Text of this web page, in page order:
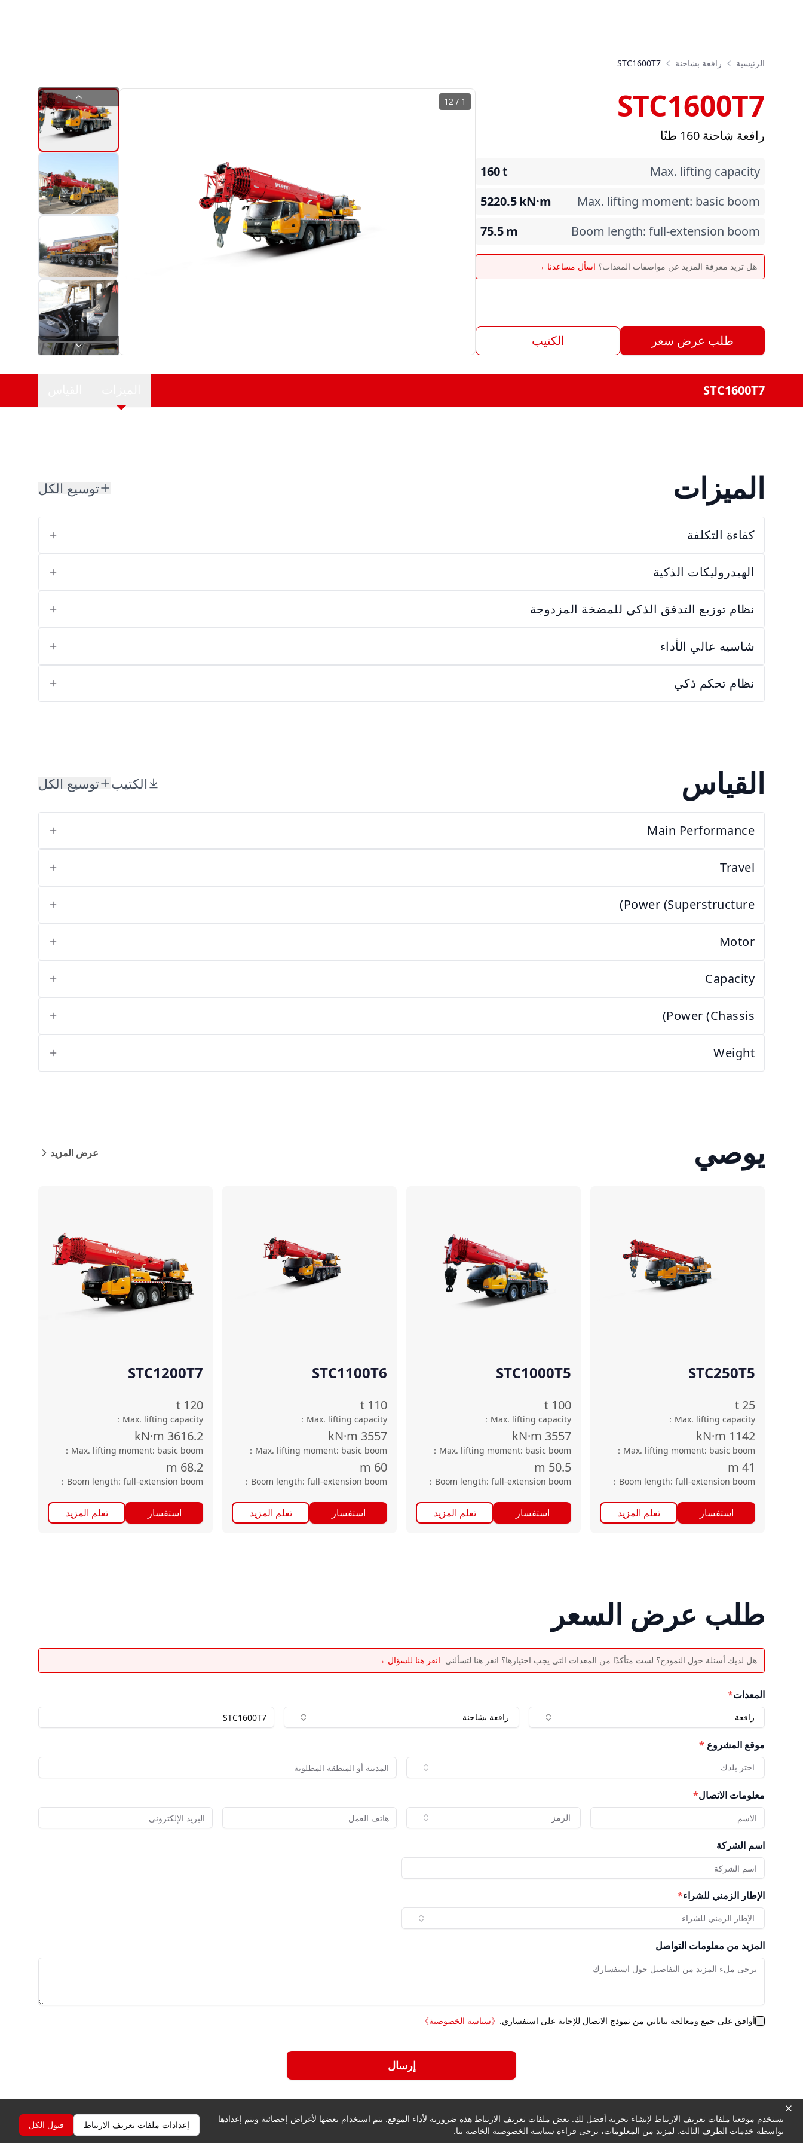
الرئيسية رافعة بشاحنة STC1600T7
STC1600T7
رافعة شاحنة 160 طنًا
Max. lifting capacity
160t
Max. lifting moment: basic boom
5220.5kN·m
Boom length: full-extension boom
75.5m
هل تريد معرفة المزيد عن مواصفات المعدات؟ اسأل مساعدنا →
طلب عرض سعر الكتيب
1
/
12
STC1600T7
الميزات توسيع الكل
كفاءة التكلفة
الهيدروليكات الذكية
نظام توزيع التدفق الذكي للمضخة المزدوجة
شاسيه عالي الأداء
نظام تحكم ذكي
القياس الكتيب توسيع الكل
Main Performance
Travel
Power (Superstructure)
Motor
Capacity
Power (Chassis)
Weight
يوصي عرض المزيد
STC250T5
25
t
Max. lifting capacity
：
1142
kN·m
Max. lifting moment: basic boom
：
41
m
Boom length: full-extension boom
：
استفسار تعلم المزيد
STC1000T5
100
t
Max. lifting capacity
：
3557
kN·m
Max. lifting moment: basic boom
：
50.5
m
Boom length: full-extension boom
：
استفسار تعلم المزيد
STC1100T6
110
t
Max. lifting capacity
：
3557
kN·m
Max. lifting moment: basic boom
：
60
m
Boom length: full-extension boom
：
استفسار تعلم المزيد
STC1200T7
120
t
Max. lifting capacity
：
3616.2
kN·m
Max. lifting moment: basic boom
：
68.2
m
Boom length: full-extension boom
：
استفسار تعلم المزيد
طلب عرض السعر
هل لديك أسئلة حول النموذج؟ لست متأكدًا من المعدات التي يجب اختيارها؟ انقر هنا لتسألني. انقر هنا للسؤال →
المعدات*
رافعة رافعة بشاحنة
موقع المشروع *
اختر بلدك
معلومات الاتصال*
الرمز
اسم الشركة
الإطار الزمني للشراء*
الإطار الزمني للشراء
المزيد من معلومات التواصل
أوافق على جمع ومعالجة بياناتي من نموذج الاتصال للإجابة على استفساري. 《سياسة الخصوصية》
إرسال
يستخدم موقعنا ملفات تعريف الارتباط لإنشاء تجربة أفضل لك. بعض ملفات تعريف الارتباط هذه ضرورية لأداء الموقع. يتم استخدام بعضها لأغراض إحصائية ويتم إعدادها
بواسطة خدمات الطرف الثالث. لمزيد من المعلومات، يرجى قراءة سياسة الخصوصية الخاصة بنا.
إعدادات ملفات تعريف الارتباط قبول الكل